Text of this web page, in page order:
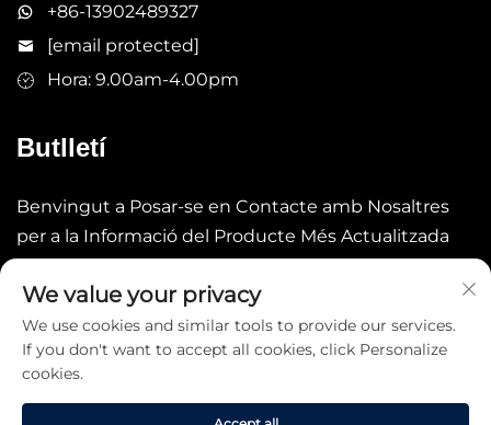
+86-13902489327
[email protected]
Hora: 9.00am-4.00pm
Butlletí
Benvingut a Posar-se en Contacte amb Nosaltres
per a la Informació del Producte Més Actualitzada
We value your privacy
We use cookies and similar tools to provide our services.
If you don't want to accept all cookies, click Personalize
cookies.